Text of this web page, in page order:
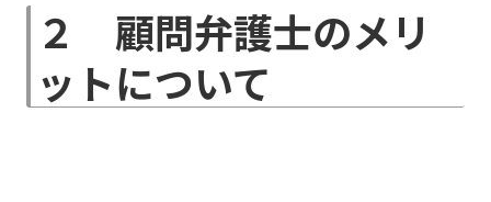
２ 顧問弁護士のメリ
ットについて